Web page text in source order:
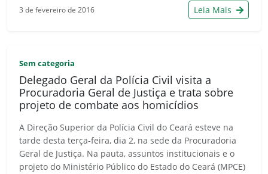
3 de fevereiro de 2016 Leia Mais
Sem categoria
Delegado Geral da Polícia Civil visita a
Procuradoria Geral de Justiça e trata sobre
projeto de combate aos homicídios
A Direção Superior da Polícia Civil do Ceará esteve na
tarde desta terça-feira, dia 2, na sede da Procuradoria
Geral de Justiça. Na pauta, assuntos institucionais e o
projeto do Ministério Público do Estado do Ceará (MPCE)